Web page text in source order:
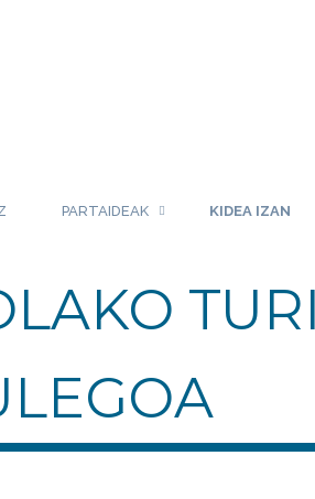
PARTAIDEAK KIDEA IZAN